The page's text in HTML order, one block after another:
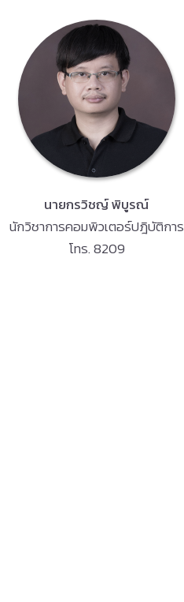
นายกรวิชญ์ พิบูรณ์
นักวิชาการคอมพิวเตอร์ปฎิบัติการ
โทร. 8209